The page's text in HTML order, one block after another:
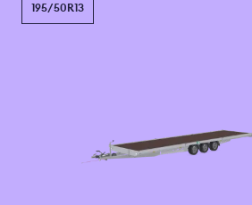
195/50R13